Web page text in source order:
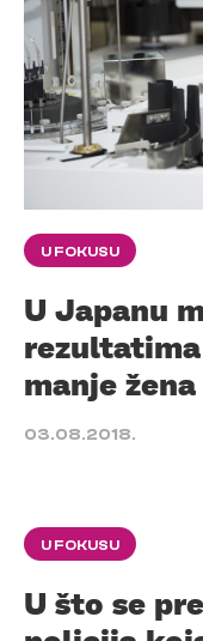
U FOKUSU
U Japanu
manje
03.08.2018.
U FOKUSU
U što se